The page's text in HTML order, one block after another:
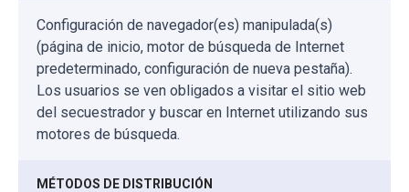
Configuración de navegador(es) manipulada(s)
(página de inicio, motor de búsqueda de Internet
predeterminado, configuración de nueva pestaña).
Los usuarios se ven obligados a visitar el sitio web
del secuestrador y buscar en Internet utilizando sus
motores de búsqueda.
MÉTODOS DE DISTRIBUCIÓN